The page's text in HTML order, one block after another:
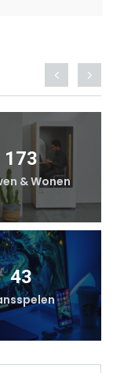
173
& Wonen
43